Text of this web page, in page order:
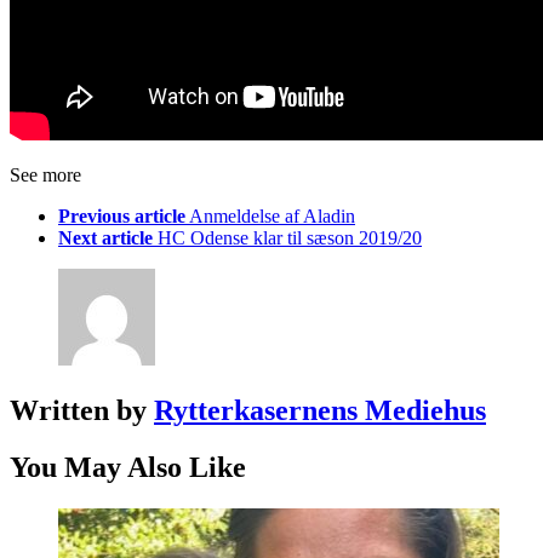
See more
Previous article Anmeldelse af Aladin
Next article HC Odense klar til sæson 2019/20
Written by Rytterkasernens Mediehus
You May Also Like